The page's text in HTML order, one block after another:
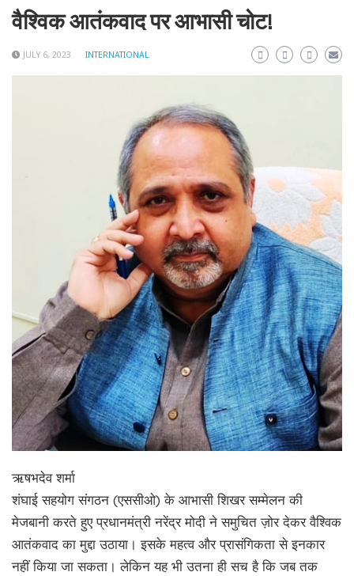
वैश्विक आतंकवाद पर आभासी चोट!
JULY 6, 2023 INTERNATIONAL
ऋषभदेव शर्मा
शंघाई सहयोग संगठन (एससीओ) के आभासी शिखर सम्मेलन की
मेजबानी करते हुए प्रधानमंत्री नरेंद्र मोदी ने समुचित ज़ोर देकर वैश्विक
आतंकवाद का मुद्दा उठाया। इसके महत्व और प्रासंगिकता से इनकार
नहीं किया जा सकता। लेकिन यह भी उतना ही सच है कि जब तक